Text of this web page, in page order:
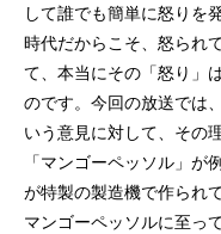
して誰でも簡単に怒りを
時代だからこそ、怒られ
て、本当にその「怒り」
のです。今回の放送では
いう意見に対して、その
「マンゴーペッソル」
が特製の製造機で作られ
マンゴーペッソルに至っ